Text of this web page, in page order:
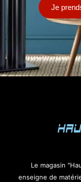
Je
Le magasin
enseigne de